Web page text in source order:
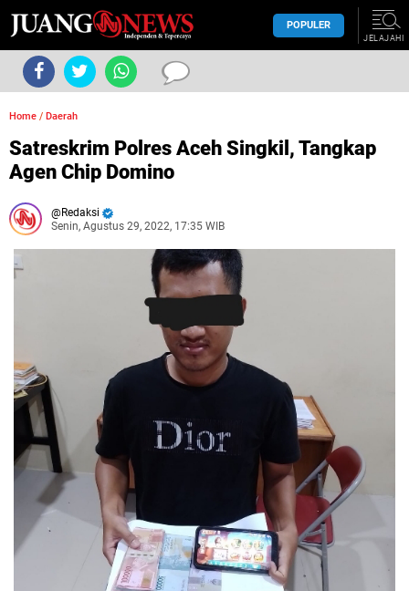
POPULER
JELAJAHI
Home / Daerah
Satreskrim Polres Aceh Singkil, Tangkap
Agen Chip Domino
Redaksi
Senin, Agustus 29, 2022, 17:35 WIB